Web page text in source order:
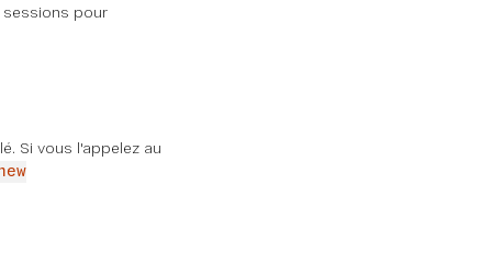
pour
Si vous l'appelez au